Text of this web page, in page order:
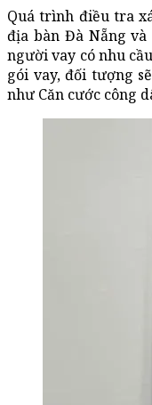
Quá trình điều tra
địa bàn Đà Nẵng
người vay có nhu
gói vay, đối tượng
như Căn cước công